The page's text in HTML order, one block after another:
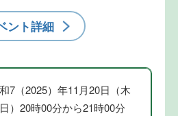
ント詳細
7（2025）年11月20日（木
）20時00分から21時00分